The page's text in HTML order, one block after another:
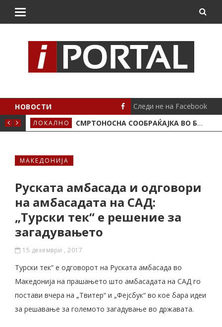
НОВОСТИ
ЛОКАЛНО СМРТОНОСНА СООБРАЌАЈКА ВО БУТЕЛ, ЖИВОТОТ ГО ЗАГУБИ 19-ГОДИШЕН МОТОЦИКЛИСТ
Следи не на Facebook
МАКЕДОНИЈА
Руската амбасада и одговори
на амбасадата на САД:
„Турски тек“ е решение за
загадувањето
15 декември , 2017
Турски тек“ е одговорот на Руската амбасада во
Македонија на прашањето што амбасадата на САД го
постави вчера на „Твитер“ и „Фејсбук“ во кое бара идеи
за решавање за големото загадување во државата.